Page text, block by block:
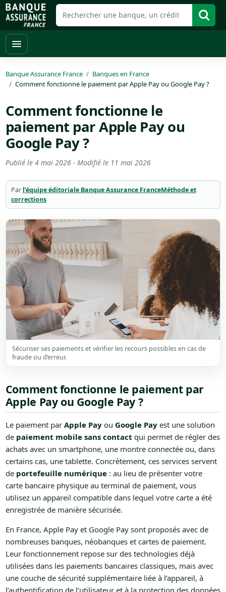
Banque Assurance France
Banques en France
Comment fonctionne le paiement par Apple Pay ou Google Pay ?
Comment fonctionne le
paiement par Apple Pay ou
Google Pay ?
Publié le 4 mai 2026- Modifié le 11 mai 2026
Par l’équipe éditoriale Banque Assurance FranceMéthode et
corrections
Sécuriser ses paiements et vérifier les recours possibles en cas de
fraude ou d’erreur.
Comment fonctionne le paiement par
Apple Pay ou Google Pay ?
Le paiement par Apple Payou Google Payest une solution
de paiement mobile sans contact qui permet de régler des
achats avec un smartphone, une montre connectée ou, dans
certains cas, une tablette. Concrètement, ces services servent
de portefeuille numérique: au lieu de présenter votre
carte bancaire physique au terminal de paiement, vous
utilisez un appareil compatible dans lequel votre carte a été
enregistrée de manière sécurisée.
En France, Apple Pay et Google Pay sont proposés avec de
nombreuses banques, néobanques et cartes de paiement.
Leur fonctionnement repose sur des technologies déjà
utilisées dans les paiements bancaires classiques, mais avec
une couche de sécurité supplémentaire liée à l’appareil, à